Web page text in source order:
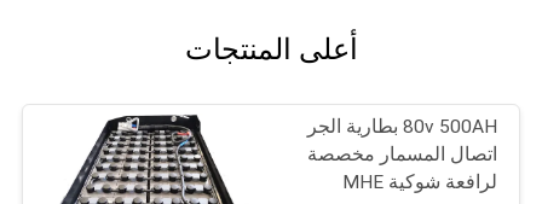
أعلى المنتجات
80v 500AH بطارية الجر
اتصال المسمار مخصصة
لرافعة شوكية MHE